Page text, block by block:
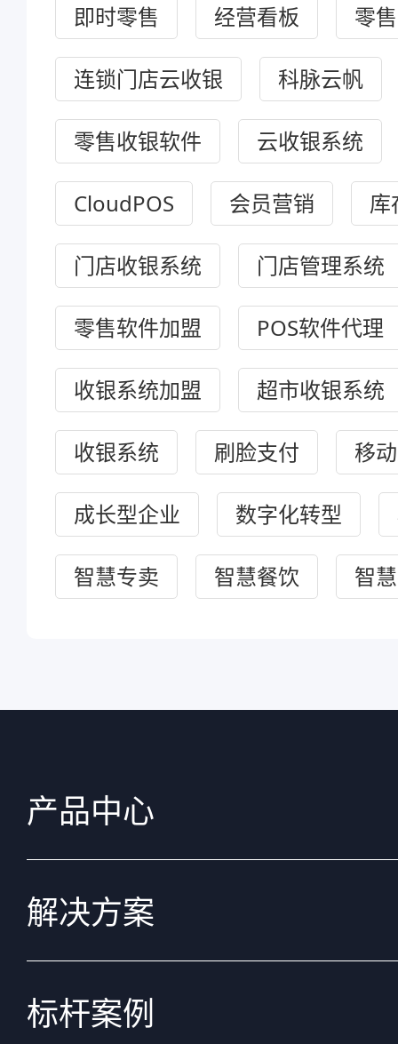
即时零售 经营看板 零
连锁门店云收银 科脉云帆
零售收银软件 云收银系统
CloudPOS 会员营销 库
门店收银系统 门店管理系统
零售软件加盟 POS软件代理
收银系统加盟 超市收银系统
收银系统 刷脸支付 移
成长型企业 数字化转型
智慧专卖 智慧餐饮 智
产品中心
解决方案
标杆案例